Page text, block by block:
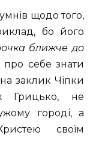
щодо того,
бо його
ближче до
себе знати
заклик Чіпки
Грицько, не
городі, а
своїм